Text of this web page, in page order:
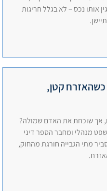
אותו נכס – לא בגלל חריגות
כשהאזרח קטן,
אך שוכחת את האדם שמולה?
מנהלי ומחבר הספר דיני
מתי הגבייה חורגת מהחוק,